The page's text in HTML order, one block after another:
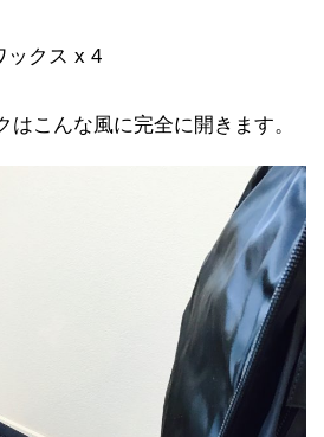
ックス x 4
はこんな風に完全に開きます。